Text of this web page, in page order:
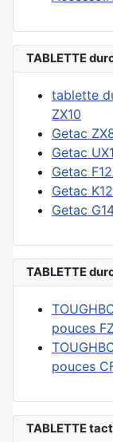
TABLETTE
tablette
ZX10
Getac
Getac
Getac
Getac
Getac
TABLETTE
pouces
pouces
TABLETTE